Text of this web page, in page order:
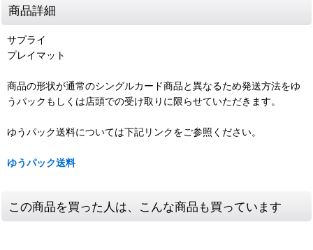
商品詳細
サプライ
プレイマット
商品の形状が通常のシングルカード商品と異なるため発送方法をゆ
うパックもしくは店頭での受け取りに限らせていただきます。
ゆうパック送料については下記リンクをご参照ください。
ゆうパック送料
この商品を買った人は、こんな商品も買っています